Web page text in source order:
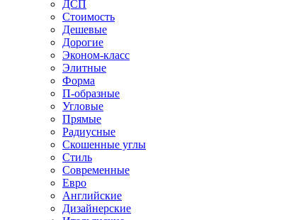
ДСП
Стоимость
Дешевые
Дорогие
Эконом-класс
Элитные
Форма
П-образные
Угловые
Прямые
Радиусные
Скошенные углы
Стиль
Современные
Евро
Английские
Дизайнерские